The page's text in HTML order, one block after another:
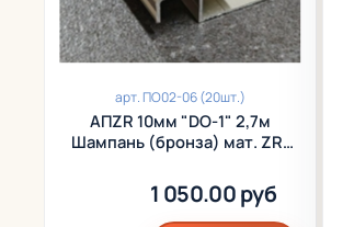
арт.ПО02-06 (20шт.)
АПZR 10мм "DO-1" 2,7м
Шампань (бронза) мат. ZR-
алюм.
1 050.00 руб